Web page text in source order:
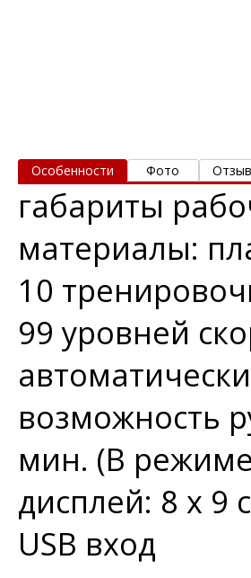
Особенности Фото
габариты
материалы:
10
99 уровней
возможность
мин. (В
дисплей: 8 х 9
USB вход